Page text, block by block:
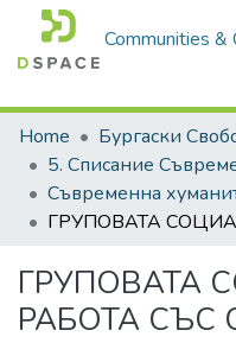
Communities &
Home
ГРУПОВАТА
РАБОТА СЪС